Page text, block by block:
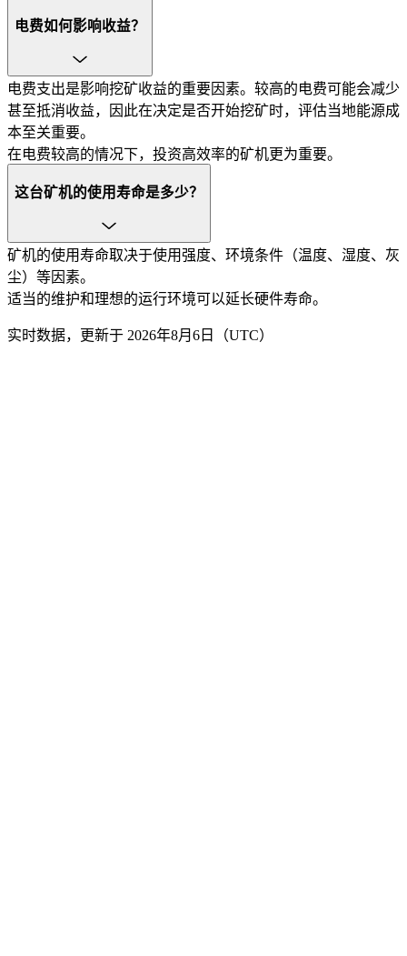
电费如何影响收益？
电费支出是影响挖矿收益的重要因素。较高的电费可能会减少
甚至抵消收益，因此在决定是否开始挖矿时，评估当地能源成
本至关重要。
在电费较高的情况下，投资高效率的矿机更为重要。
这台矿机的使用寿命是多少？
矿机的使用寿命取决于使用强度、环境条件（温度、湿度、灰
尘）等因素。
适当的维护和理想的运行环境可以延长硬件寿命。
实时数据，更新于 2026年8月6日（UTC）